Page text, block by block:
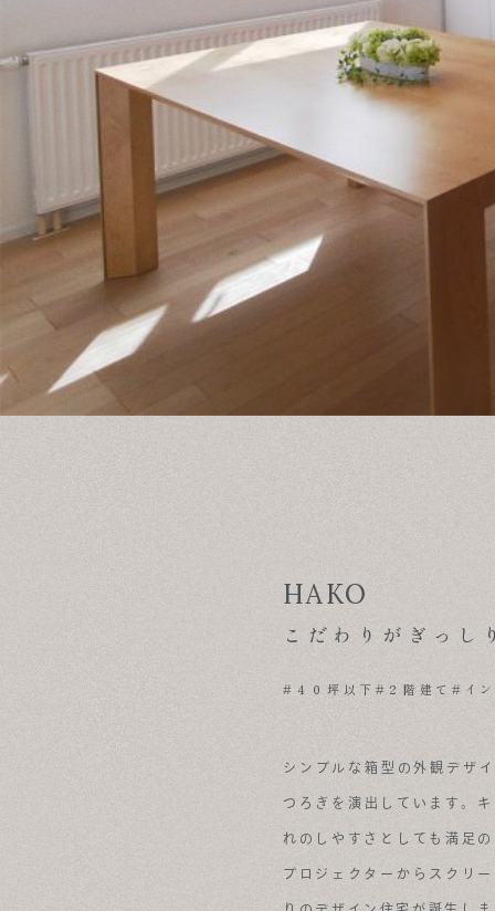
FOR BUSINESS
RECRUIT
CONTACT
SUSTAINABLE DESIGN
COMPANY
HAKO
こだわりがぎっし
#４０坪以下 #２階建て #イ
シンプルな箱型の外観デザ
つろぎを演出しています。
れのしやすさとしても満足
プロジェクターからスクリ